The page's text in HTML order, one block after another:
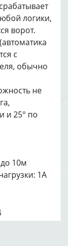
логики,
ворот.
с
обычно
не
и 25° по
10м
1A